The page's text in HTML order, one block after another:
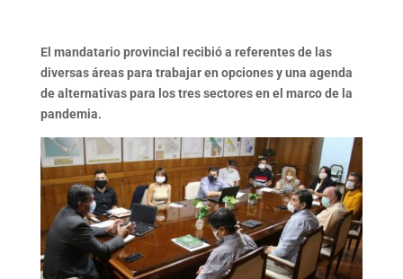
El mandatario provincial recibió a referentes de las
diversas áreas para trabajar en opciones y una agenda
de alternativas para los tres sectores en el marco de la
pandemia.